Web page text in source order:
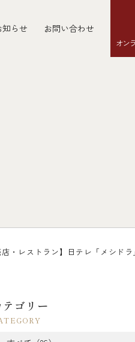
知らせ お問い合わせ
オン
店・レストラン】日テレ「メシド
テゴリー